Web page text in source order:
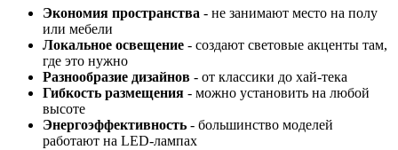
Экономия пространства - не занимают место на полу
или мебели
Локальное освещение - создают световые акценты там,
где это нужно
Разнообразие дизайнов - от классики до хай-тека
Гибкость размещения - можно установить на любой
высоте
Энергоэффективность - большинство моделей
работают на LED-лампах